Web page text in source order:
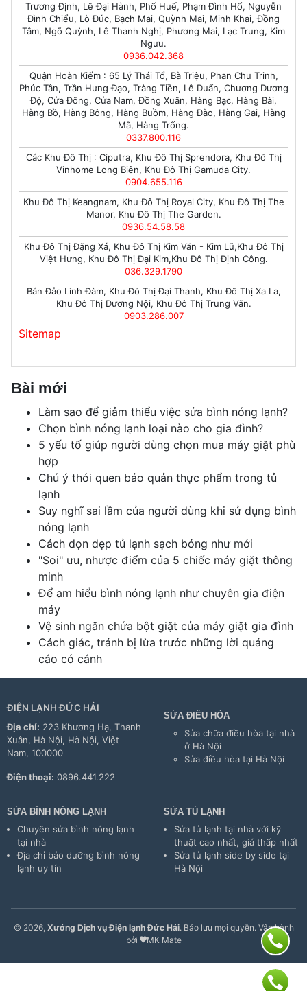
Trương Định, Lê Đại Hành, Phố Huế, Phạm Đình Hổ, Nguyễn
Đình Chiểu, Lò Đúc, Bạch Mai, Quỳnh Mai, Minh Khai, Đồng
Tâm, Ngõ Quỳnh, Lê Thanh Nghị, Phương Mai, Lạc Trung, Kim
Ngưu.
0936.042.368
Quận Hoàn Kiếm : 65 Lý Thái Tổ, Bà Triệu, Phan Chu Trinh,
Phúc Tân, Trần Hưng Đạo, Tràng Tiền, Lê Duẩn, Chương Dương
Độ, Cửa Đông, Cửa Nam, Đồng Xuân, Hàng Bạc, Hàng Bài,
Hàng Bồ, Hàng Bông, Hàng Buồm, Hàng Đào, Hàng Gai, Hàng
Mã, Hàng Trống.
0337.800.116
Các Khu Đô Thị : Ciputra, Khu Đô Thị Sprendora, Khu Đô Thị
Vinhome Long Biên, Khu Đô Thị Gamuda City.
0904.655.116
Khu Đô Thị Keangnam, Khu Đô Thị Royal City, Khu Đô Thị The
Manor, Khu Đô Thị The Garden.
0936.54.58.58
Khu Đô Thị Đặng Xá, Khu Đô Thị Kim Văn - Kim Lũ,Khu Đô Thị
Việt Hưng, Khu Đô Thị Đại Kim,Khu Đô Thị Định Công.
036.329.1790
Bán Đảo Linh Đàm, Khu Đô Thị Đại Thanh, Khu Đô Thị Xa La,
Khu Đô Thị Dương Nội, Khu Đô Thị Trung Văn.
0903.286.007
Sitemap
Bài mới
Làm sao để giảm thiểu việc sửa bình nóng lạnh?
Chọn bình nóng lạnh loại nào cho gia đình?
5 yếu tố giúp người dùng chọn mua máy giặt phù
hợp
Chú ý thói quen bảo quản thực phẩm trong tủ
lạnh
Suy nghĩ sai lầm của người dùng khi sử dụng bình
nóng lạnh
Cách dọn dẹp tủ lạnh sạch bóng như mới
"Soi" ưu, nhược điểm của 5 chiếc máy giặt thông
minh
Để am hiểu bình nóng lạnh như chuyên gia điện
máy
Vệ sinh ngăn chứa bột giặt của máy giặt gia đình
Cách giác, tránh bị lừa trước những lời quảng
cáo có cánh
ĐIỆN LẠNH ĐỨC HẢI
Địa chỉ: 223 Khương Hạ, Thanh
Xuân, Hà Nội, Hà Nội, Việt
Nam, 100000
Điện thoại: 0896.441.222
SỬA ĐIỀU HÒA
Sửa chữa điều hòa tại nhà
ở Hà Nội
Sửa điều hòa tại Hà Nội
SỬA BÌNH NÓNG LẠNH
Chuyên sửa bình nóng lạnh
tại nhà
Địa chỉ bảo dưỡng bình nóng
lạnh uy tín
SỬA TỦ LẠNH
Sửa tủ lạnh tại nhà với kỹ
thuật cao nhất, giá thấp nhất
Sửa tủ lạnh side by side tại
Hà Nội
© 2026, Xưởng Dịch vụ Điện lạnh Đức Hải. Bảo lưu mọi quyền. Vận hành
bởi
MK Mate